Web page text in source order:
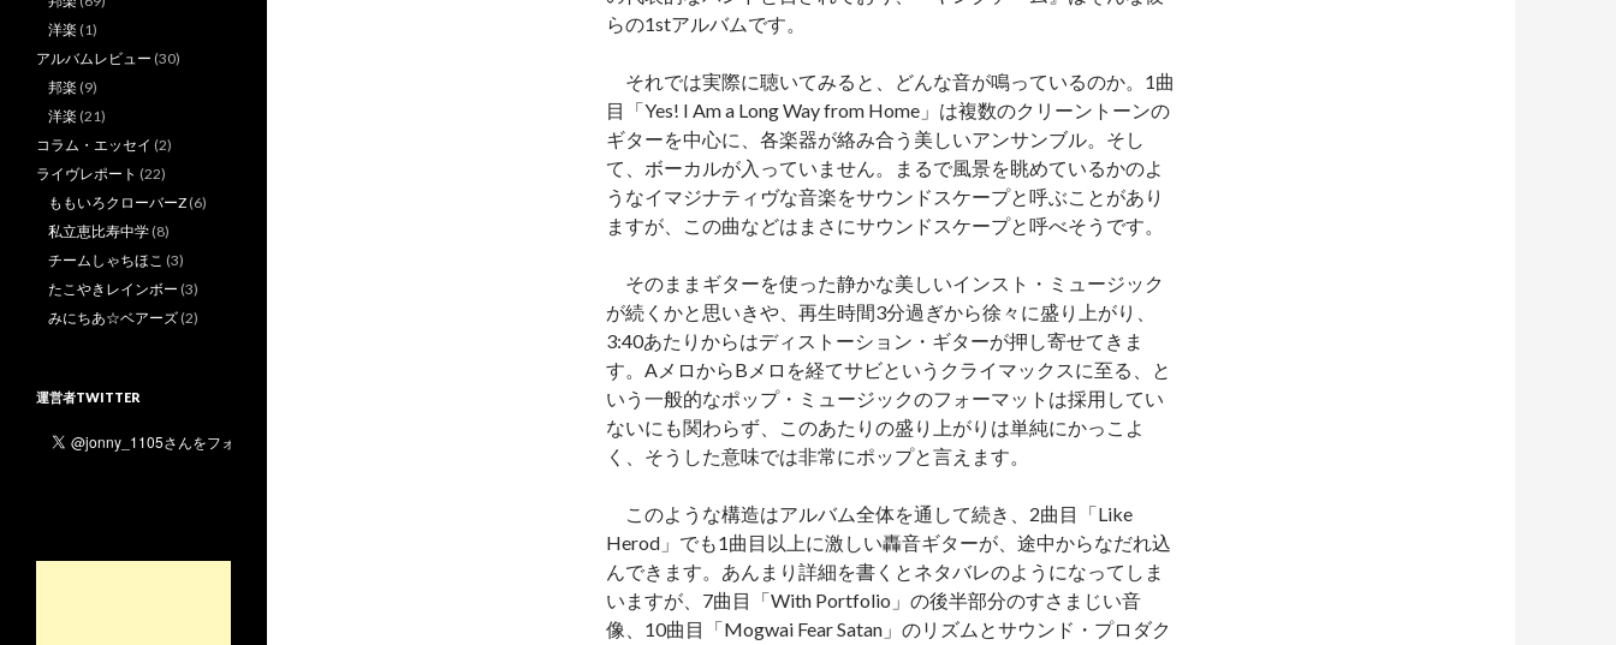
らの1stアルバムです。
それでは実際に聴いてみると、どんな音が鳴っているのか。1曲
目「Yes! I Am a Long Way from Home」は複数のクリーントーンの
ギターを中心に、各楽器が絡み合う美しいアンサンブル。そし
て、ボーカルが入っていません。まるで風景を眺めているかのよ
うなイマジナティヴな音楽をサウンドスケープと呼ぶことがあり
ますが、この曲などはまさにサウンドスケープと呼べそうです。
そのままギターを使った静かな美しいインスト・ミュージック
が続くかと思いきや、再生時間3分過ぎから徐々に盛り上がり、
3:40あたりからはディストーション・ギターが押し寄せてきま
す。AメロからBメロを経てサビというクライマックスに至る、と
いう一般的なポップ・ミュージックのフォーマットは採用してい
ないにも関わらず、このあたりの盛り上がりは単純にかっこよ
く、そうした意味では非常にポップと言えます。
このような構造はアルバム全体を通して続き、2曲目「Like
Herod」でも1曲目以上に激しい轟音ギターが、途中からなだれ込
んできます。あんまり詳細を書くとネタバレのようになってしま
いますが、7曲目「With Portfolio」の後半部分のすさまじい音
像、10曲目「Mogwai Fear Satan」のリズムとサウンド・プロダク
洋楽 (1)
アルバムレビュー (30)
邦楽 (9)
洋楽 (21)
コラム・エッセイ (2)
ライヴレポート (22)
ももいろクローバーZ (6)
私立恵比寿中学 (8)
チームしゃちほこ (3)
たこやきレインボー (3)
みにちあ☆ベアーズ (2)
運営者TWITTER